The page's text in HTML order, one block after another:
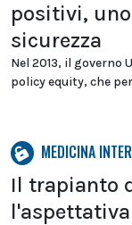
positivi,
sicurezza
Nel 2013, il governo
policy equity, che
MEDICINA
Il trapianto